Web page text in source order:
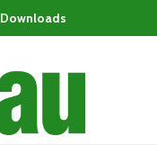
Downloads